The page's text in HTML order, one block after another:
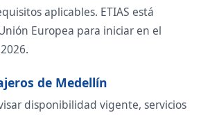
aplicables. ETIAS está
Europea para iniciar en el
de Medellín
disponibilidad vigente, servicios